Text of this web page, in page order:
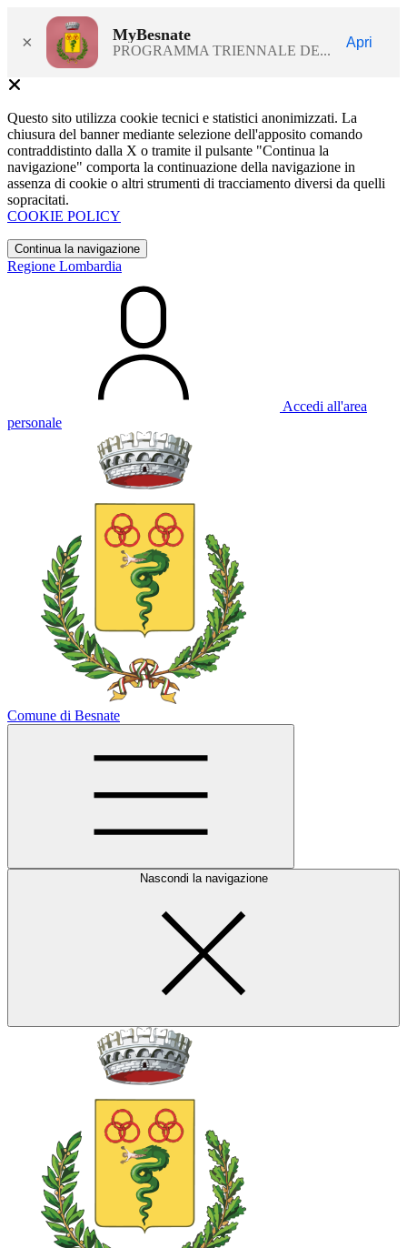
× MyBesnate
PROGRAMMA TRIENNALE DE...
Apri
Questo sito utilizza cookie tecnici e statistici anonimizzati. La
chiusura del banner mediante selezione dell'apposito comando
contraddistinto dalla X o tramite il pulsante "Continua la
navigazione" comporta la continuazione della navigazione in
assenza di cookie o altri strumenti di tracciamento diversi da quelli
sopracitati.
COOKIE POLICY
Continua la navigazione
Regione Lombardia
Accedi all'area
personale
Comune di Besnate
Nascondi la navigazione